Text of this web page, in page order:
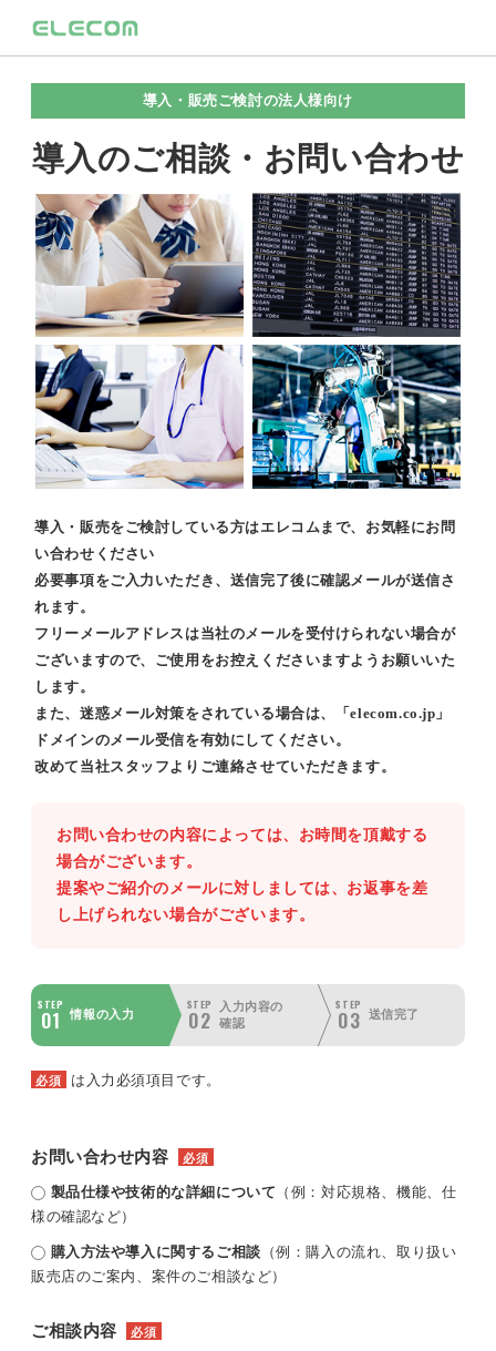
導入・販売ご検討の法人様向け
導入のご相談・お問い合わせ
導入・販売をご検討している方はエレコムまで、お気軽にお問
い合わせください
必要事項をご入力いただき、送信完了後に確認メールが送信さ
れます。
フリーメールアドレスは当社のメールを受付けられない場合が
ございますので、ご使用をお控えくださいますようお願いいた
します。
また、迷惑メール対策をされている場合は、「elecom.co.jp」
ドメインのメール受信を有効にしてください。
改めて当社スタッフよりご連絡させていただきます。
お問い合わせの内容によっては、お時間を頂戴する
場合がございます。
提案やご紹介のメールに対しましては、お返事を差
し上げられない場合がございます。
STEP
01 情報の入力
STEP
02
入力内容の
確認
STEP
03 送信完了
必須 は入力必須項目です。
お問い合わせ内容 必須
製品仕様や技術的な詳細について （例：対応規格、機能、仕
様の確認など）
購入方法や導入に関するご相談 （例：購入の流れ、取り扱い
販売店のご案内、案件のご相談など）
ご相談内容 必須